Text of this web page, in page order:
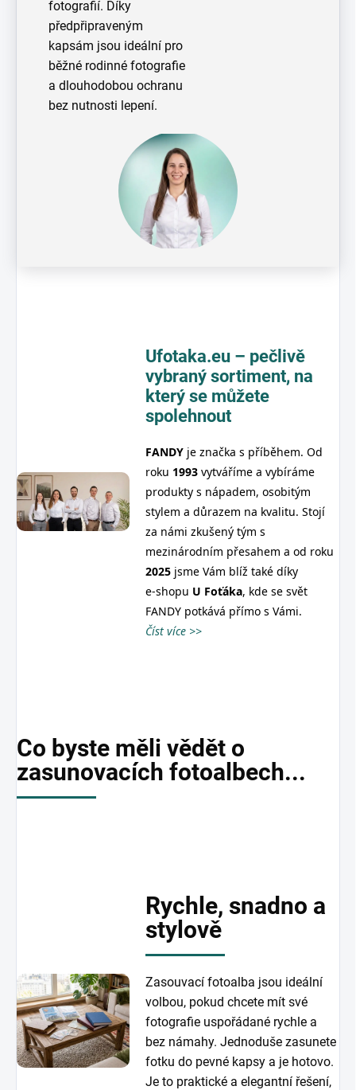
fotografií. Díky
předpřipraveným
kapsám jsou ideální pro
běžné rodinné fotografie
a dlouhodobou ochranu
bez nutnosti lepení.
Ufotaka.eu – pečlivě
vybraný sortiment, na
který se můžete
spolehnout
FANDY je značka s příběhem. Od
roku 1993 vytváříme a vybíráme
produkty s nápadem, osobitým
stylem a důrazem na kvalitu. Stojí
za námi zkušený tým s
mezinárodním přesahem a od roku
2025 jsme Vám blíž také díky
e‑shopu U Foťáka, kde se svět
FANDY potkává přímo s Vámi.
Číst více >>
Co byste měli vědět o
zasunovacích fotoalbech...
Rychle, snadno a
stylově
Zasouvací fotoalba jsou ideální
volbou, pokud chcete mít své
fotografie uspořádané rychle a
bez námahy. Jednoduše zasunete
fotku do pevné kapsy a je hotovo.
Je to praktické a elegantní řešení,